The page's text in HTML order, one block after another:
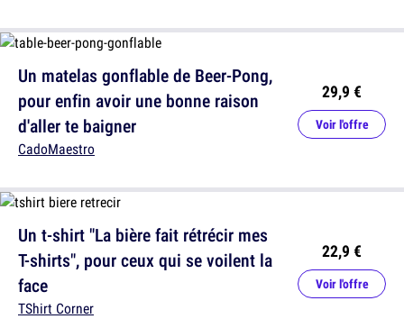
Un t-shirt "La bière fait rétrécir mes
T-shirts", pour ceux qui se voilent la
face
TShirt Corner
22,9 €
Voir l'offre
Un matelas gonflable de Beer-Pong,
pour enfin avoir une bonne raison
d'aller te baigner
CadoMaestro
29,9 €
Voir l'offre